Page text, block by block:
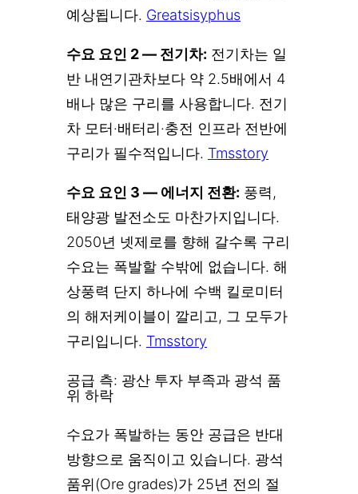
예상됩니다. Greatsisyphus
수요 요인 2 — 전기차: 전기차는 일
반 내연기관차보다 약 2.5배에서 4
배나 많은 구리를 사용합니다. 전기
차 모터·배터리·충전 인프라 전반에
구리가 필수적입니다. Tmsstory
수요 요인 3 — 에너지 전환: 풍력,
태양광 발전소도 마찬가지입니다.
2050년 넷제로를 향해 갈수록 구리
수요는 폭발할 수밖에 없습니다. 해
상풍력 단지 하나에 수백 킬로미터
의 해저케이블이 깔리고, 그 모두가
구리입니다. Tmsstory
공급 측: 광산 투자 부족과 광석 품
위 하락
수요가 폭발하는 동안 공급은 반대
방향으로 움직이고 있습니다. 광석
품위(Ore grades)가 25년 전의 절